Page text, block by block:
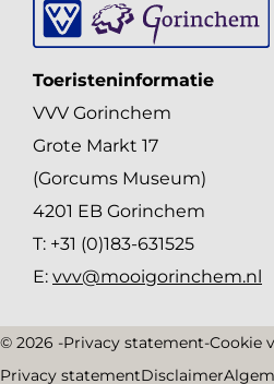
Toeristeninformatie
VVV Gorinchem
Grote Markt 17
(Gorcums Museum)
4201 EB Gorinchem
T: +31 (0)183-631525
E: vvv@mooigorinchem.nl
© 2026 -Privacy statement-Cookie
Privacy statementDisclaimer